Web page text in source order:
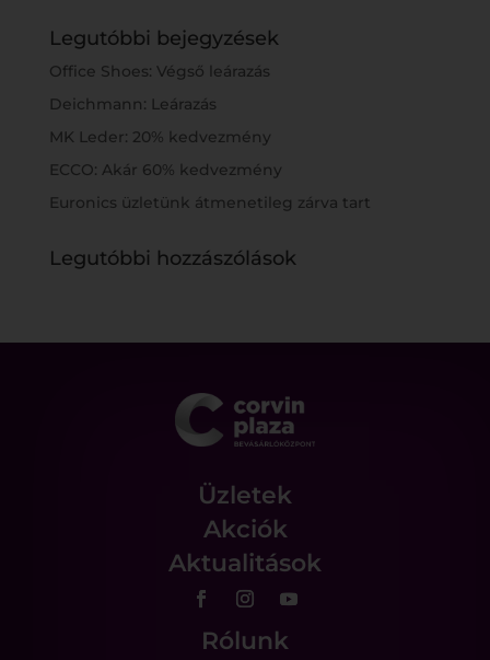
Legutóbbi bejegyzések
Office Shoes: Végső leárazás
Deichmann: Leárazás
MK Leder: 20% kedvezmény
ECCO: Akár 60% kedvezmény
Euronics üzletünk átmenetileg zárva tart
Legutóbbi hozzászólások
Üzletek
Akciók
Aktualitások
Rólunk